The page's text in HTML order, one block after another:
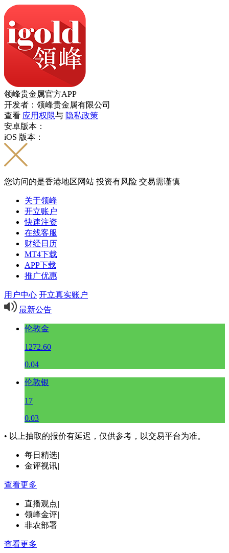
领峰贵金属官方APP
开发者：领峰贵金属有限公司
查看 应用权限与 隐私政策
安卓版本：
iOS 版本：
您访问的是香港地区网站 投资有风险 交易需谨慎
关于领峰
开立账户
快速注资
在线客服
财经日历
MT4下载
APP下载
推广优惠
用户中心 开立真实账户
最新公告
伦敦金
1272.60
0.04
伦敦银
17
0.03
• 以上抽取的报价有延迟，仅供参考，以交易平台为准。
每日精选|
金评视讯|
查看更多
直播观点|
领峰金评|
非农部署
查看更多